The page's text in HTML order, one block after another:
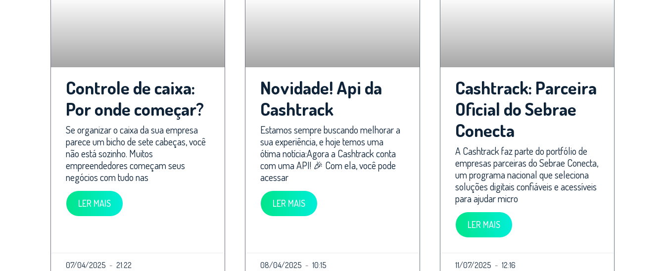
Controle de caixa:
Por onde começar?
Se organizar o caixa da sua empresa
parece um bicho de sete cabeças, você
não está sozinho. Muitos
empreendedores começam seus
negócios com tudo nas
LER MAIS
07/04/2025 21:22
Novidade! Api da
Cashtrack
Estamos sempre buscando melhorar a
sua experiência, e hoje temos uma
ótima notícia:Agora a Cashtrack conta
com uma API! 🎉 Com ela, você pode
acessar
LER MAIS
08/04/2025 10:15
Cashtrack: Parceira
Oficial do Sebrae
Conecta
A Cashtrack faz parte do portfólio de
empresas parceiras do Sebrae Conecta,
um programa nacional que seleciona
soluções digitais confiáveis e acessíveis
para ajudar micro
LER MAIS
11/07/2025 12:16